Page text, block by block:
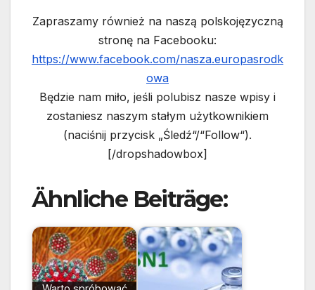
Zapraszamy również na naszą polskojęzyczną
stronę na Facebooku:
https://www.facebook.com/nasza.europasrodk
owa
Będzie nam miło, jeśli polubisz nasze wpisy i
zostaniesz naszym stałym użytkownikiem
(naciśnij przycisk „Śledź“/“Follow“).
[/dropshadowbox]
Ähnliche Beiträge: